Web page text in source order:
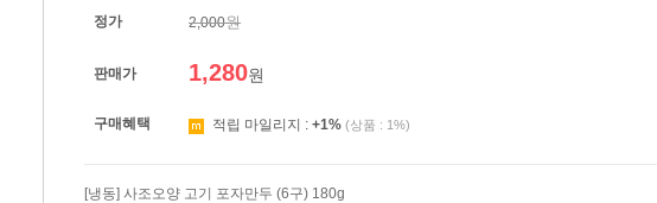
정가 2,000원
판매가 1,280원
구매혜택 적립 마일리지 : +1% (상품 : 1%)
[냉동] 사조오양 고기 포자만두 (6구) 180g